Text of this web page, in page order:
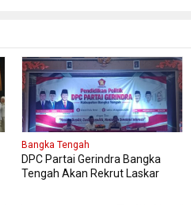
Bangka Tengah
DPC Partai Gerindra Bangka
Tengah Akan Rekrut Laskar